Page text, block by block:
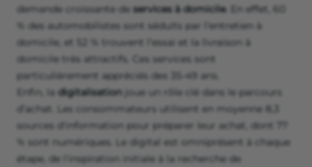
demande croissante de services à domicile. En effet, 60
% des automobilistes sont séduits par l’entretien à
domicile, et 52 % trouvent l’essai et la livraison à
domicile très attractifs. Ces services sont
particulièrement appréciés des 35-49 ans.
Enfin, la digitalisation joue un rôle clé dans le parcours
d’achat. Les consommateurs utilisent en moyenne 8,3
sources d'information pour préparer leur achat, dont 77
% sont numériques. Le digital est omniprésent à chaque
étape, de l'inspiration initiale à la recherche de